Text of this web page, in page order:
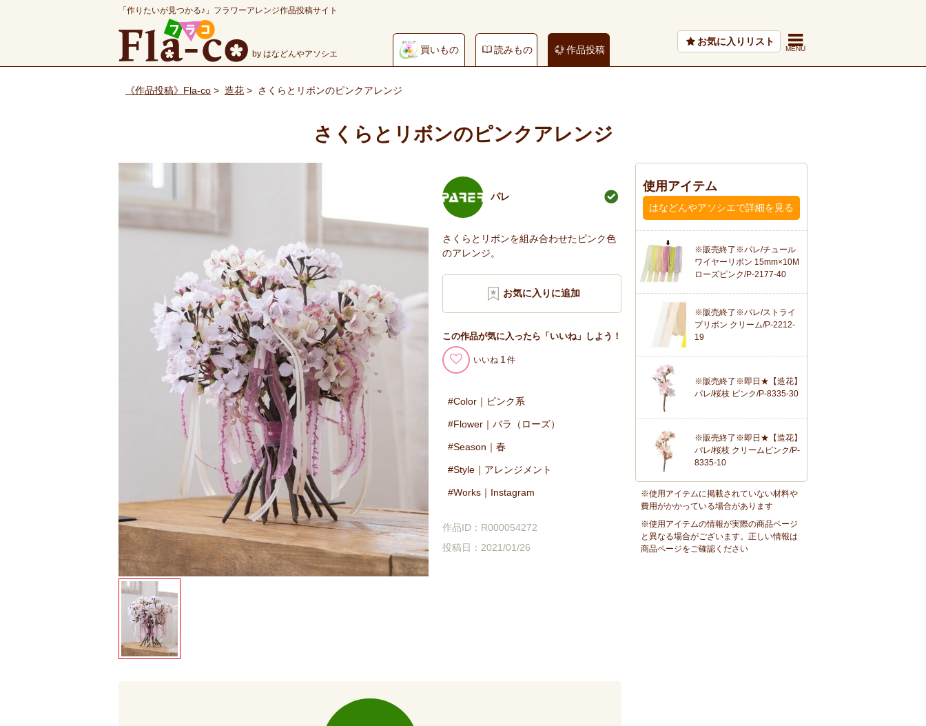
「作りたいが見つかる♪」フラワーアレンジ作品投稿サイト
by はなどんやアソシエ 買いもの 読みもの 作品投稿
お気に入りリスト
《作品投稿》Fla-co > 造花 > さくらとリボンのピンクアレンジ
さくらとリボンのピンクアレンジ
パレ
さくらとリボンを組み合わせたピンク色
のアレンジ。
この作品が気に入ったら「いいね」しよう！
いいね 1
Color｜ピンク系
Flower｜バラ（ローズ）
Season｜春
Style｜アレンジメント
Works｜Instagram
作品ID：R000054272
投稿日：2021/01/26
使用アイテム
はなどんやアソシエで詳細を見る
※販売終了※パレ/チュール
ワイヤーリボン 15mm×10M
ローズピンク/P-2177-40
※販売終了※パレ/ストライ
プリボン クリーム/P-2212-
19
※販売終了※即日★【造花】
パレ/桜枝 ピンク/P-8335-30
※販売終了※即日★【造花】
パレ/桜枝 クリームピンク/P-
8335-10
※使用アイテムに掲載されていない材料や
費用がかかっている場合があります
※使用アイテムの情報が実際の商品ページ
と異なる場合がございます。正しい情報は
商品ページをご確認ください